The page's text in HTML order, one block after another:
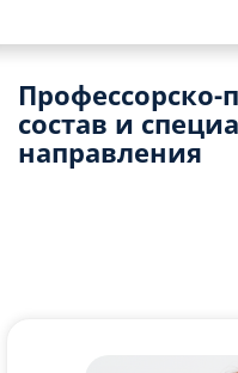
Профессорско-
состав и
направления